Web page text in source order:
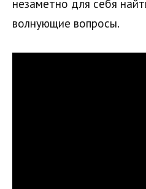
незаметно для себя
волнующие вопросы.